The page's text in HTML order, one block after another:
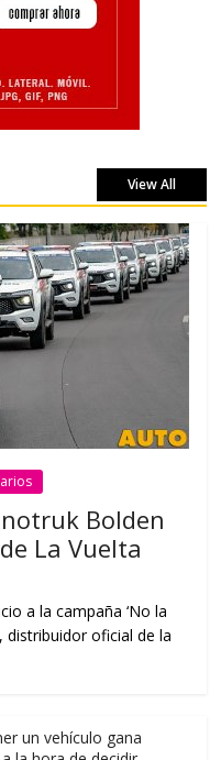
View All
Bolden
La Vuelta
a la campaña ‘No la
distribuidor oficial de la
un vehículo gana